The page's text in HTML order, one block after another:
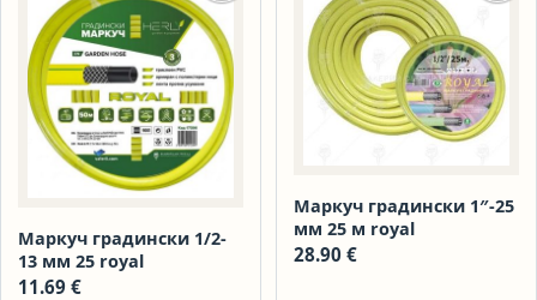
Маркуч градински 1/2-
13 мм 25 royal
11.69 €
Маркуч градински 1″-25
мм 25 м royal
28.90 €